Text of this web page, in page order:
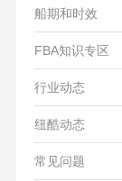
船期和时效
FBA知识专区
行业动态
纽酷动态
常见问题